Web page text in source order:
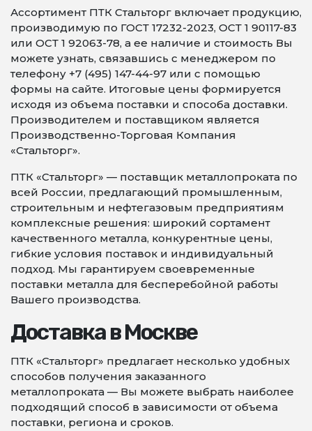
Ассортимент ПТК Стальторг включает продукцию,
производимую по ГОСТ 17232-2023, ОСТ 1 90117-83
или ОСТ 1 92063-78, а ее наличие и стоимость Вы
можете узнать, связавшись с менеджером по
телефону +7 (495) 147-44-97 или с помощью
формы на сайте. Итоговые цены формируется
исходя из объема поставки и способа доставки.
Производителем и поставщиком является
Производственно-Торговая Компания
«Стальторг».
ПТК «Стальторг» — поставщик металлопроката по
всей России, предлагающий промышленным,
строительным и нефтегазовым предприятиям
комплексные решения: широкий сортамент
качественного металла, конкурентные цены,
гибкие условия поставок и индивидуальный
подход. Мы гарантируем своевременные
поставки металла для бесперебойной работы
Вашего производства.
Доставка в Москве
ПТК «Стальторг» предлагает несколько удобных
способов получения заказанного
металлопроката — Вы можете выбрать наиболее
подходящий способ в зависимости от объема
поставки, региона и сроков.